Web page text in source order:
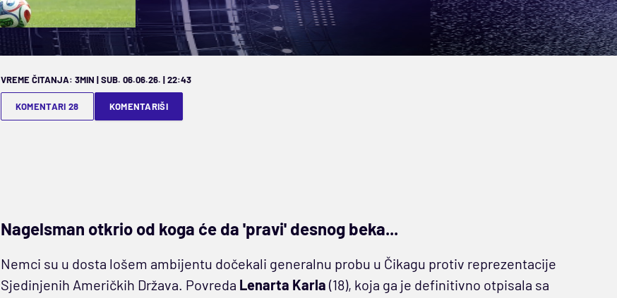
VREME ČITANJA: 3MIN | SUB. 06.06.26. | 22:43
KOMENTARI 28 KOMENTARIŠI
Nagelsman otkrio od koga će da 'pravi' desnog beka...
Nemci su u dosta lošem ambijentu dočekali generalnu probu u Čikagu protiv reprezentacije
Sjedinjenih Američkih Država. Povreda Lenarta Karla (18), koja ga je definitivno otpisala sa